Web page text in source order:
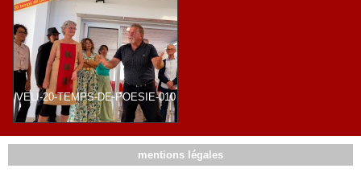
VELI-20-TEMPS-DE-POESIE-010
mentions légales